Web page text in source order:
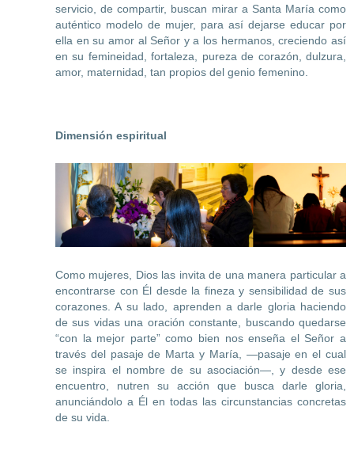
servicio, de compartir, buscan mirar a Santa María como
auténtico modelo de mujer, para así dejarse educar por
ella en su amor al Señor y a los hermanos, creciendo así
en su femineidad, fortaleza, pureza de corazón, dulzura,
amor, maternidad, tan propios del genio femenino.
Dimensión espiritual
Como mujeres, Dios las invita de una manera particular a
encontrarse con Él desde la fineza y sensibilidad de sus
corazones. A su lado, aprenden a darle gloria haciendo
de sus vidas una oración constante, buscando quedarse
“con la mejor parte” como bien nos enseña el Señor a
través del pasaje de Marta y María, —pasaje en el cual
se inspira el nombre de su asociación—, y desde ese
encuentro, nutren su acción que busca darle gloria,
anunciándolo a Él en todas las circunstancias concretas
de su vida.